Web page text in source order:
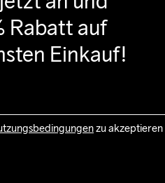
Rabatt auf
Einkauf!
zu akzeptieren